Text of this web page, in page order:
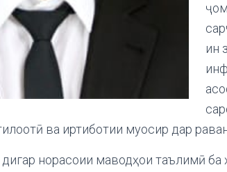
ин
ва иртиботии муосир дар
норасоии маводҳои таълимӣ ба